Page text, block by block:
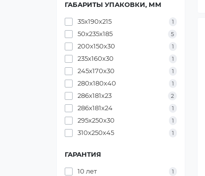
ГАБАРИТЫ УПАКОВКИ, ММ
35х190х215 1
50х235х185 5
200х150х30 1
235х160х30 1
245х170х30 1
280х180х40 1
286х181х23 2
286х181х24 1
295х250х30 1
310х250х45 1
ГАРАНТИЯ
10 лет 1